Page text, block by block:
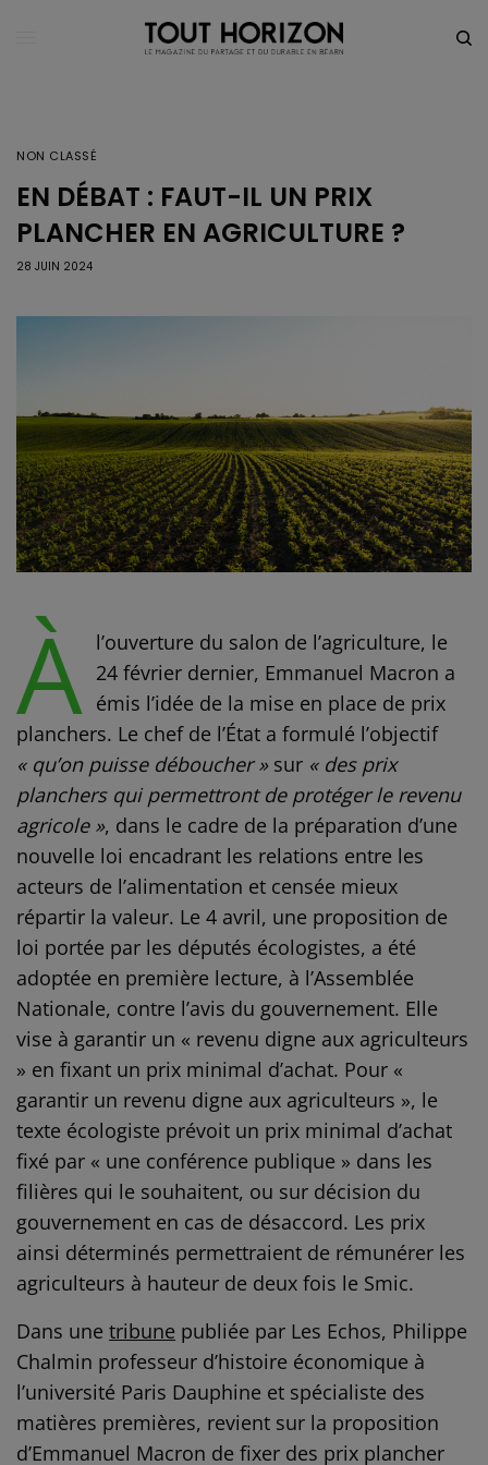
NON CLASSÉ
EN DÉBAT : FAUT-IL UN PRIX
PLANCHER EN AGRICULTURE ?
28 JUIN 2024
À l’ouverture du salon de l’agriculture, le
24 février dernier, Emmanuel Macron a
émis l’idée de la mise en place de prix
planchers. Le chef de l’État a formulé l’objectif
« qu’on puisse déboucher »sur « des prix
planchers qui permettront de protéger le revenu
agricole », dans le cadre de la préparation d’une
nouvelle loi encadrant les relations entre les
acteurs de l’alimentation et censée mieux
répartir la valeur. Le 4 avril, une proposition de
loi portée par les députés écologistes, a été
adoptée en première lecture, à l’Assemblée
Nationale, contre l’avis du gouvernement. Elle
vise à garantir un « revenu digne aux agriculteurs
» en fixant un prix minimal d’achat. Pour «
garantir un revenu digne aux agriculteurs », le
texte écologiste prévoit un prix minimal d’achat
fixé par « une conférence publique » dans les
filières qui le souhaitent, ou sur décision du
gouvernement en cas de désaccord. Les prix
ainsi déterminés permettraient de rémunérer les
agriculteurs à hauteur de deux fois le Smic.
Dans unetribune publiée par Les Echos, Philippe
Chalmin professeur d’histoire économique à
l’université Paris Dauphine et spécialiste des
matières premières, revient sur la proposition
d’Emmanuel Macron de fixer des prix plancher